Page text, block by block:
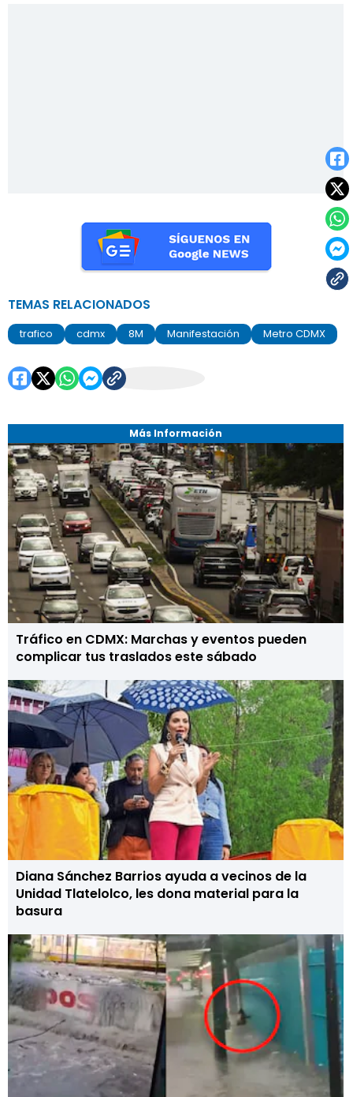
Más Información
Tráfico en CDMX: Marchas y eventos pueden
complicar tus traslados este sábado
Diana Sánchez Barrios ayuda a vecinos de la
Unidad Tlatelolco, les dona material para la
basura
TEMAS RELACIONADOS
trafico cdmx 8M Manifestación Metro CDMX